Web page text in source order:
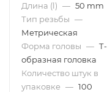
Длина (l) — 50 mm
Тип резьбы —
Метрическая
Форма головы — Т-
образная головка
Количество штук в
упаковке — 100